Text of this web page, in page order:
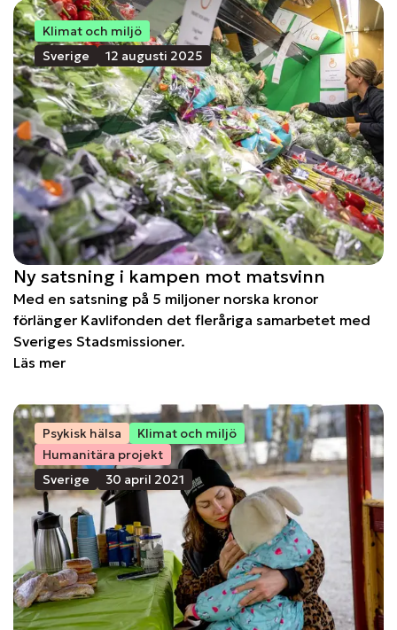
Klimat och miljö
Sverige
12 augusti 2025
Ny satsning i kampen mot matsvinn
Med en satsning på 5 miljoner norska kronor
förlänger Kavlifonden det fleråriga samarbetet med
Sveriges Stadsmissioner.
Läs mer
Psykisk hälsa
Klimat och miljö
Humanitära projekt
Sverige
30 april 2021